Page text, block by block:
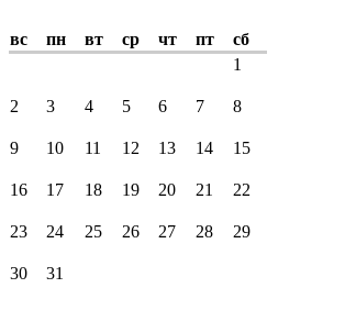
вс пн вт ср чт пт
сб
1
2 3 4 5 6 7 8
9 10 11 12 13 14 15
16 17 18 19 20 21 22
23 24 25 26 27 28 29
30 31